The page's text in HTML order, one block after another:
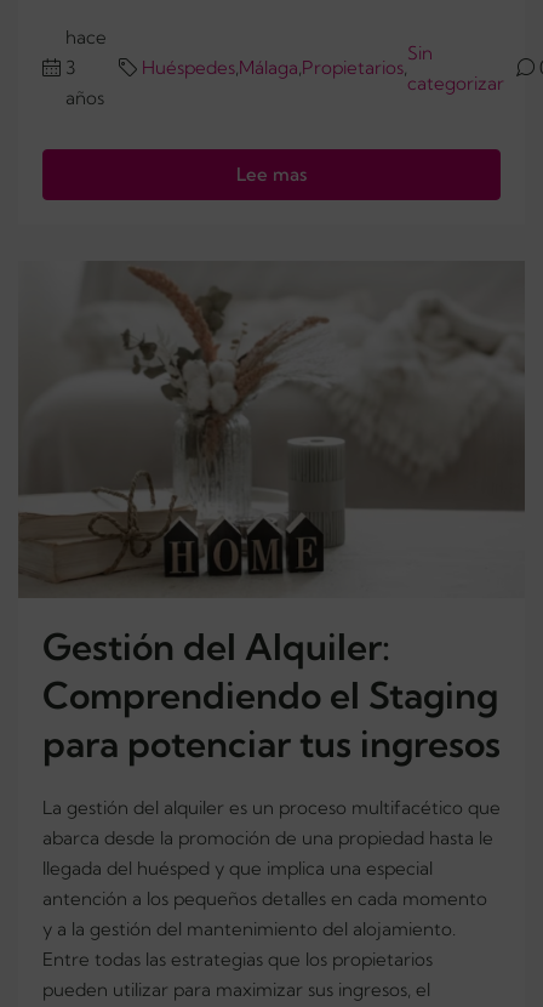
hace
3
años
Huéspedes,Málaga,Propietarios,
Sin
categorizar
Lee mas
Gestión del Alquiler:
Comprendiendo el Staging
para potenciar tus ingresos
La gestión del alquiler es un proceso multifacético que
abarca desde la promoción de una propiedad hasta le
llegada del huésped y que implica una especial
antención a los pequeños detalles en cada momento
y a la gestión del mantenimiento del alojamiento.
Entre todas las estrategias que los propietarios
pueden utilizar para maximizar sus ingresos, el